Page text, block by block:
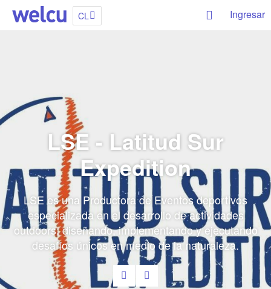
CL Ingresar
LSE - Latitud Sur
Expedition
LSE es una Productora de Eventos deportivos
especializada en el desarrollo de actividades
outdoors; diseñando, implementando y ejecutando
desafíos únicos en medio de la naturaleza.